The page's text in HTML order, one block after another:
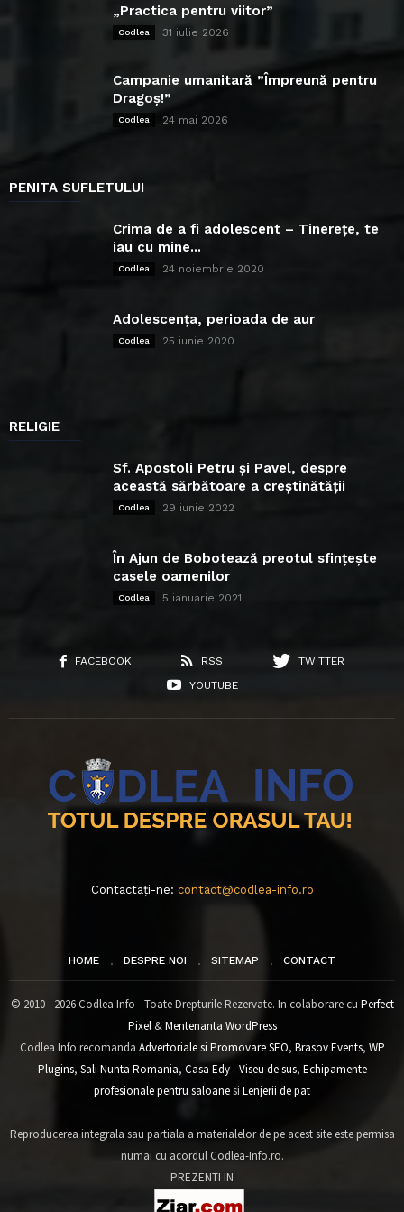
„Practica pentru viitor”
Codlea 31 iulie 2026
Campanie umanitară ”Împreună pentru
Dragoș!”
Codlea 24 mai 2026
PENITA SUFLETULUI
Crima de a fi adolescent – Tinerețe, te
iau cu mine...
Codlea 24 noiembrie 2020
Adolescența, perioada de aur
Codlea 25 iunie 2020
RELIGIE
Sf. Apostoli Petru și Pavel, despre
această sărbătoare a creștinătății
Codlea 29 iunie 2022
În Ajun de Bobotează preotul sfințește
casele oamenilor
Codlea 5 ianuarie 2021
FACEBOOK RSS
TWITTER
YOUTUBE
Contactați-ne: contact@codlea-info.ro
HOME DESPRE NOI SITEMAP CONTACT
© 2010 - 2026 Codlea Info - Toate Drepturile Rezervate. In colaborare cu Perfect
Pixel&Mentenanta WordPress
Codlea Info recomanda Advertoriale si Promovare SEO, Brasov Events, WP
Plugins, Sali Nunta Romania, Casa Edy - Viseu de sus, Echipamente
profesionale pentru saloanesi Lenjerii de pat
Reproducerea integrala sau partiala a materialelor de pe acest site este permisa
numai cu acordul Codlea-Info.ro.
PREZENTI IN